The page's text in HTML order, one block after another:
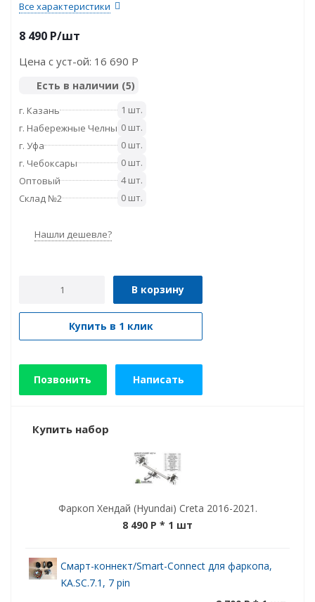
Все характеристики
8 490 P/шт
Цена с уст-ой: 16 690 P
Есть в наличии (5)
г. Казань
1 шт.
г. Набережные Челны 0 шт.
г. Уфа
0 шт.
г. Чебоксары
0 шт.
Оптовый
4 шт.
Склад №2
0 шт.
Нашли дешевле?
В корзину
Купить в 1 клик
Позвонить Написать
Купить набор
Фаркоп Хендай (Hyundai) Creta 2016-2021.
8 490 P * 1 шт
Смарт-коннект/Smart-Connect для фаркопа,
KA.SC.7.1, 7 pin